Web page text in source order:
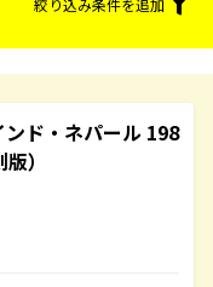
絞り込み条件を追加
ド・ネパール 198
）